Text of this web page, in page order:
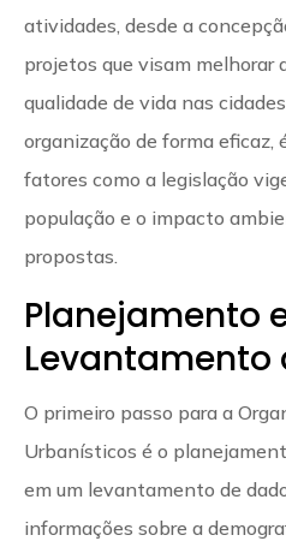
atividades, desde a
projetos que visam melhorar
qualidade de vida nas
organização de forma eficaz,
fatores como a legislação
população e o impacto
propostas.
Planejamento
Levantamento
O primeiro passo para a
Urbanísticos é o
em um levantamento de
informações sobre a